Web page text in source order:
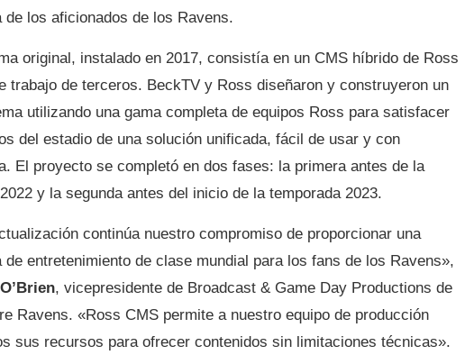
de los aficionados de los Ravens.
original, instalado en 2017, consistía en un CMS híbrido de Ross
trabajo de terceros. BeckTV y Ross diseñaron y construyeron un
utilizando una gama completa de equipos Ross para satisfacer
del estadio de una solución unificada, fácil de usar y con
El proyecto se completó en dos fases: la primera antes de la
y la segunda antes del inicio de la temporada 2023.
continúa nuestro compromiso de proporcionar una
de entretenimiento de clase mundial para los fans de los Ravens»,
, vicepresidente de Broadcast & Game Day Productions de
Ravens. «Ross CMS permite a nuestro equipo de producción
sus recursos para ofrecer contenidos sin limitaciones técnicas».